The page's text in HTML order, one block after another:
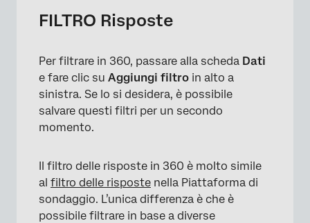
FILTRO Risposte
Per filtrare in 360, passare alla scheda Dati
e fare clic su Aggiungi filtro in alto a
sinistra. Se lo si desidera, è possibile
salvare questi filtri per un secondo
momento.
Il filtro delle risposte in 360 è molto simile
al filtro delle risposte nella Piattaforma di
sondaggio. L’unica differenza è che è
possibile filtrare in base a diverse